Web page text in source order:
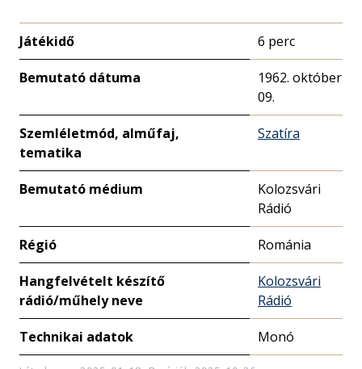
Játékidő 6 perc
Bemutató dátuma
1962. október
09.
Szemléletmód, alműfaj,
tematika
Szatíra
Bemutató médium
Kolozsvári
Rádió
Régió Románia
Hangfelvételt készítő
rádió/műhely neve
Kolozsvári
Rádió
Technikai adatok Monó